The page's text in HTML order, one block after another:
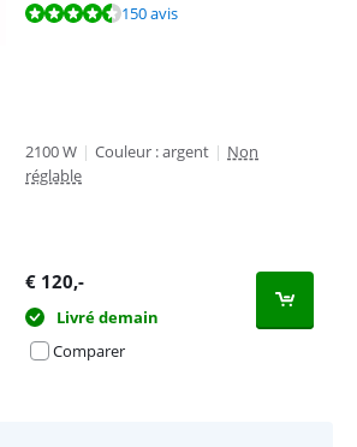
basée sur 150 avis.150 avis
2100 W | Couleur : argent | Non
réglable
€ 120,-
Livré demain
Comparer